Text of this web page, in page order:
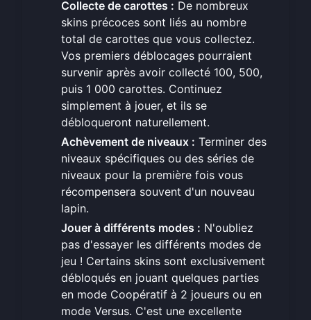
Collecte de carottes : De nombreux
skins précoces sont liés au nombre
total de carottes que vous collectez.
Vos premiers déblocages pourraient
survenir après avoir collecté 100, 500,
puis 1 000 carottes. Continuez
simplement à jouer, et ils se
débloqueront naturellement.
Achèvement de niveaux : Terminer des
niveaux spécifiques ou des séries de
niveaux pour la première fois vous
récompensera souvent d'un nouveau
lapin.
Jouer à différents modes : N'oubliez
pas d'essayer les différents modes de
jeu ! Certains skins sont exclusivement
débloqués en jouant quelques parties
en mode Coopératif à 2 joueurs ou en
mode Versus. C'est une excellente